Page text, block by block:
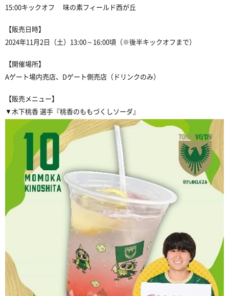
15:00キックオフ 味の素フィールド西が丘
【販売日時】
2024年11月2日（土）13:00～16:00頃（※後半キックオフまで）
【開催場所】
Aゲート場内売店、Dゲート側売店（ドリンクのみ）
【販売メニュー】
▼木下桃香 選手『桃香のももづくしソーダ』